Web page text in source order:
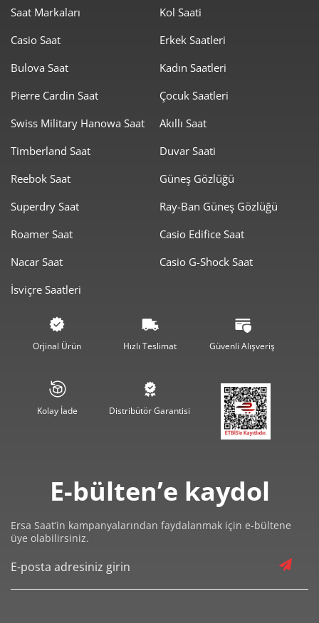
Saat Markaları
Casio Saat
Bulova Saat
Pierre Cardin Saat
Swiss Military Hanowa Saat
Timberland Saat
Reebok Saat
Superdry Saat
Roamer Saat
Nacar Saat
İsviçre Saatleri
Kol Saati
Erkek Saatleri
Kadın Saatleri
Çocuk Saatleri
Akıllı Saat
Duvar Saati
Güneş Gözlüğü
Ray-Ban Güneş Gözlüğü
Casio Edifice Saat
Casio G-Shock Saat
Orjinal Ürün Hızlı Teslimat Güvenli Alışveriş
Kolay İade Distribütör Garantisi
E-bülten’e kaydol
Ersa Saat’in kampanyalarından faydalanmak için e-bültene
üye olabilirsiniz.